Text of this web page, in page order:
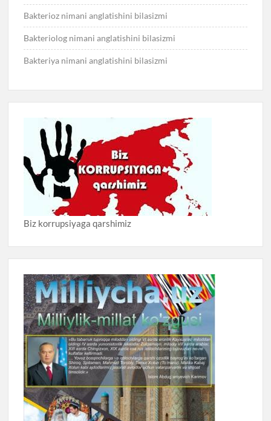
Bakterioz nimani anglatishini bilasizmi
Bakteriolog nimani anglatishini bilasizmi
Bakteriya nimani anglatishini bilasizmi
Biz korrupsiyaga qarshimiz